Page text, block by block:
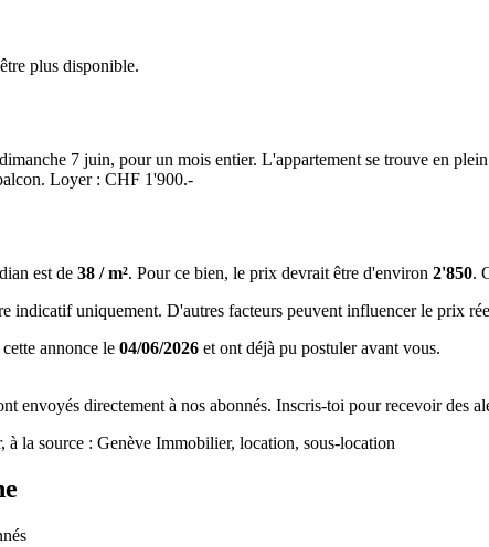
plus disponible.
7 juin, pour un mois entier. L'appartement se trouve en
Loyer : CHF 1'900.-
est de 38 / m². Pour ce bien, le prix devrait être d'environ 2'850.
indicatif uniquement. D'autres facteurs peuvent influencer le prix
annonce le 04/06/2026 et ont déjà pu postuler avant vous.
envoyés directement à nos abonnés. Inscris-toi pour recevoir des
la source : Genève Immobilier, location, sous-location